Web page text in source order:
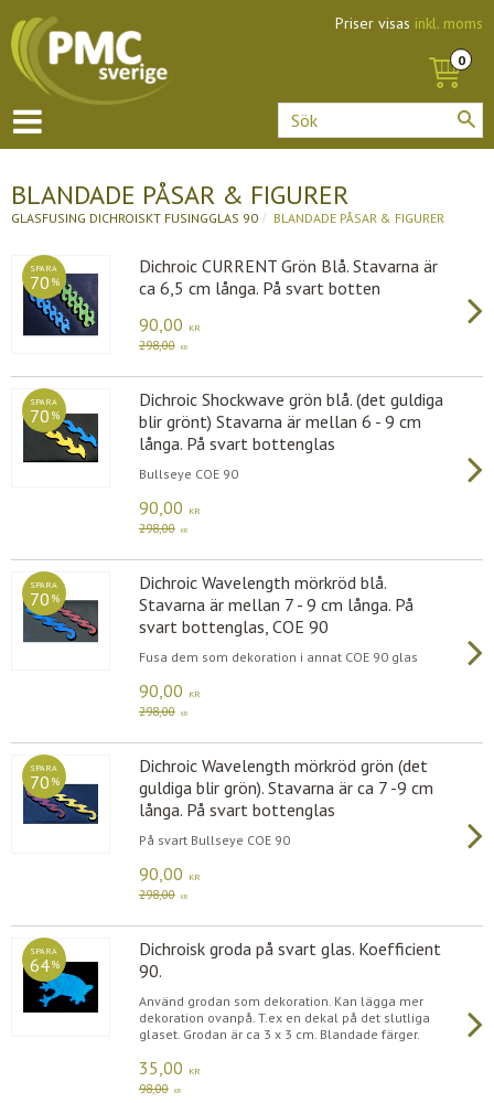
Priser visas inkl. moms
BLANDADE PÅSAR & FIGURER
GLASFUSING DICHROISKT FUSINGGLAS 90 BLANDADE PÅSAR & FIGURER
Dichroic CURRENT Grön Blå. Stavarna är
ca 6,5 cm långa. På svart botten
90,00
KR
298,00 KR
SPARA
70 %
Dichroic Shockwave grön blå. (det guldiga
blir grönt) Stavarna är mellan 6 - 9 cm
långa. På svart bottenglas
Bullseye COE 90
90,00 KR
298,00 KR
SPARA
70 %
Dichroic Wavelength mörkröd blå.
Stavarna är mellan 7 - 9 cm långa. På
svart bottenglas, COE 90
Fusa dem som dekoration i annat COE 90 glas
90,00 KR
298,00 KR
SPARA
70 %
Dichroic Wavelength mörkröd grön (det
guldiga blir grön). Stavarna är ca 7 -9 cm
långa. På svart bottenglas
På svart Bullseye COE 90
90,00 KR
298,00 KR
SPARA
70 %
Dichroisk groda på svart glas. Koefficient
90.
Använd grodan som dekoration. Kan lägga mer
dekoration ovanpå. T.ex en dekal på det slutliga
glaset. Grodan är ca 3 x 3 cm. Blandade färger.
35,00 KR
98,00 KR
SPARA
64%